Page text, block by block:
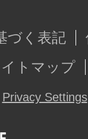
づく表記
トマップ
Privacy Settings